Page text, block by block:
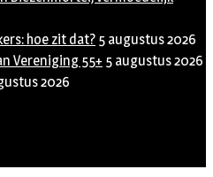
hoe zit dat? 5 augustus 2026
Vereniging 55+ 5 augustus 2026
2026